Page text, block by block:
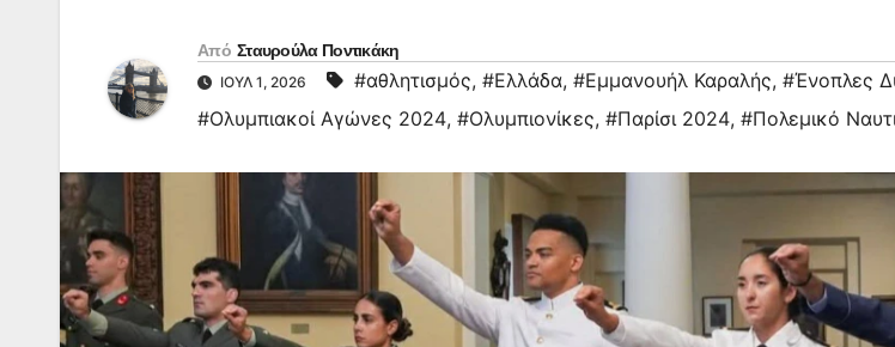
Από Σταυρούλα Ποντικάκη
ΙΟΎΛ 1, 2026 #αθλητισμός, #Ελλάδα, #Εμμανουήλ Καραλής, #Ένοπλες
#Ολυμπιακοί Αγώνες 2024, #Ολυμπιονίκες, #Παρίσι 2024, #Πολεμικό